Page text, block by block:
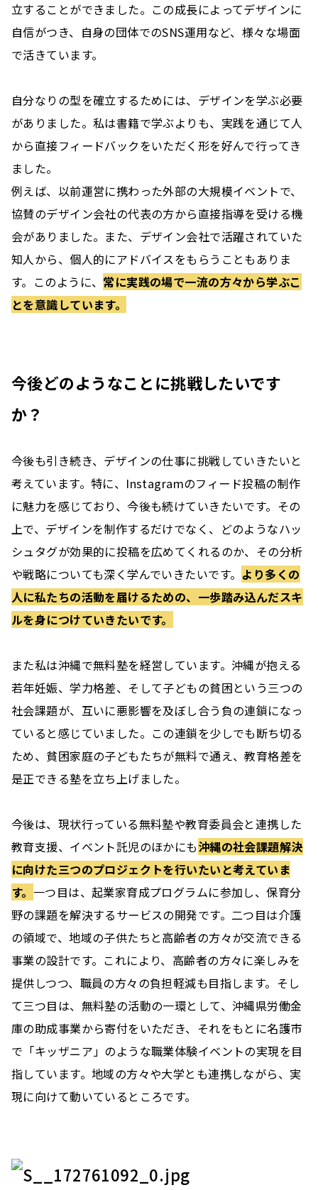
大好きなデザインで、今度は自分がZeronityを支えたい。
実践を通じて掴んだ、プロとしての第一歩。
立することができました。この成長によってデザインに
自信がつき、自身の団体でのSNS運用など、様々な場面
で活きています。
自分なりの型を確立するためには、デザインを学ぶ必要
がありました。私は書籍で学ぶよりも、実践を通じて人
から直接フィードバックをいただく形を好んで行ってき
ました。
例えば、以前運営に携わった外部の大規模イベントで、
協賛のデザイン会社の代表の方から直接指導を受ける機
会がありました。また、デザイン会社で活躍されていた
知人から、個人的にアドバイスをもらうこともありま
す。このように、 常に実践の場で一流の方々から学ぶこ
とを意識しています。
今後どのようなことに挑戦したいです
か？
今後も引き続き、デザインの仕事に挑戦していきたいと
考えています。特に、Instagramのフィード投稿の制作
に魅力を感じており、今後も続けていきたいです。その
上で、デザインを制作するだけでなく、どのようなハッ
シュタグが効果的に投稿を広めてくれるのか、その分析
や戦略についても深く学んでいきたいです。 より多くの
人に私たちの活動を届けるための、一歩踏み込んだスキ
ルを身につけていきたいです。
また私は沖縄で無料塾を経営しています。沖縄が抱える
若年妊娠、学力格差、そして子どもの貧困という三つの
社会課題が、互いに悪影響を及ぼし合う負の連鎖になっ
ていると感じていました。この連鎖を少しでも断ち切る
ため、貧困家庭の子どもたちが無料で通え、教育格差を
是正できる塾を立ち上げました。
今後は、現状行っている無料塾や教育委員会と連携した
教育支援、イベント託児のほかにも沖縄の社会課題解決
に向けた三つのプロジェクトを行いたいと考えていま
す。 一つ目は、起業家育成プログラムに参加し、保育分
野の課題を解決するサービスの開発です。二つ目は介護
の領域で、地域の子供たちと高齢者の方々が交流できる
事業の設計です。これにより、高齢者の方々に楽しみを
提供しつつ、職員の方々の負担軽減も目指します。そし
て三つ目は、無料塾の活動の一環として、沖縄県労働金
庫の助成事業から寄付をいただき、それをもとに名護市
で「キッザニア」のような職業体験イベントの実現を目
指しています。地域の方々や大学とも連携しながら、実
現に向けて動いているところです。